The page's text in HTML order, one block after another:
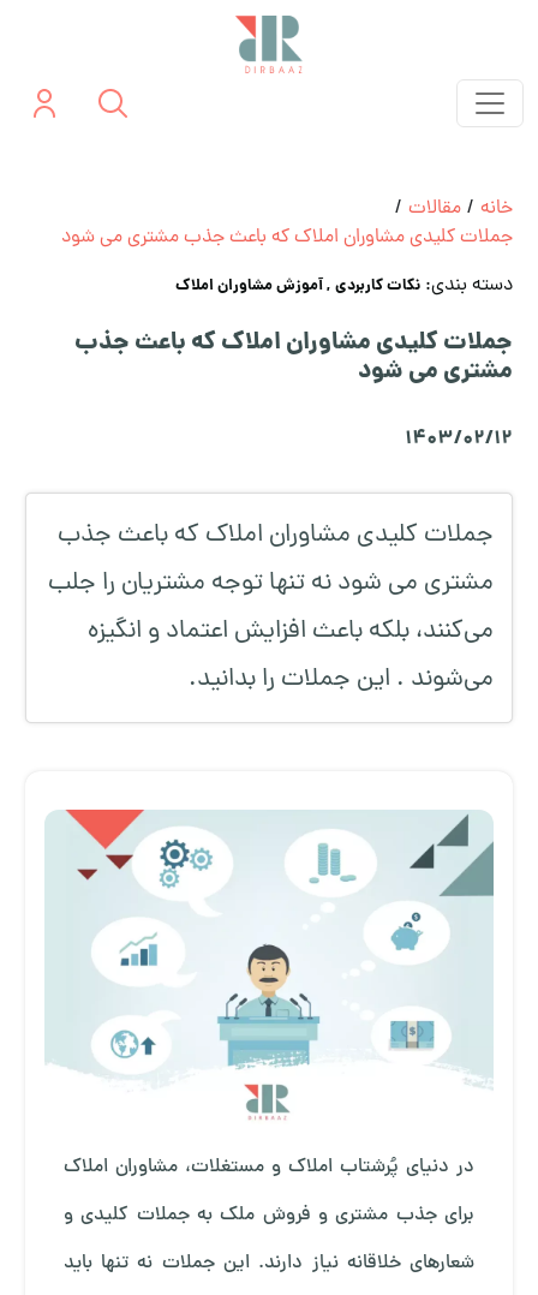
خانه / مقالات /
جملات کلیدی مشاوران املاک که باعث جذب مشتری می شود
دسته بندی: نکات کاربردی, آموزش مشاوران املاک
جملات کلیدی مشاوران املاک که باعث جذب
مشتری می شود
1403/02/12
جملات کلیدی مشاوران املاک که باعث جذب
مشتری می شود نه تنها توجه مشتریان را جلب
‌می‌کنند، بلکه باعث افزایش اعتماد و انگیزه
می‌شوند . این جملات را بدانید.
در دنیای پُرشتاب املاک و مستغلات، مشاوران املاک
برای جذب مشتری و فروش ملک به جملات کلیدی و
شعارهای خلاقانه نیاز دارند. این جملات نه تنها باید